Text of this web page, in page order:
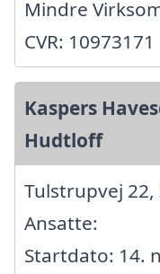
Mindre
CVR: 10973171
Kaspers
Hudtloff
Tulstrupvej
Ansatte:
Startdato: 14.